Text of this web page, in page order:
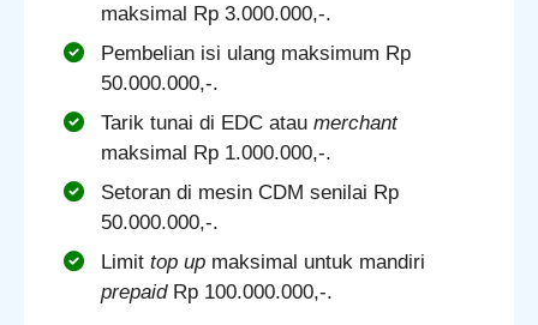
maksimal Rp 3.000.000,-.
Pembelian isi ulang maksimum Rp
50.000.000,-.
Tarik tunai di EDC atau merchant
maksimal Rp 1.000.000,-.
Setoran di mesin CDM senilai Rp
50.000.000,-.
Limit top up maksimal untuk mandiri
prepaidRp 100.000.000,-.